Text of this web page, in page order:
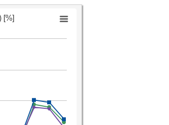
der gesetzlichen
Monat des
Arbeitslosen dadurch,
Stellensuchende
nehmen. Die meisten
mehrere Phasen, in
kann
Kanton SG